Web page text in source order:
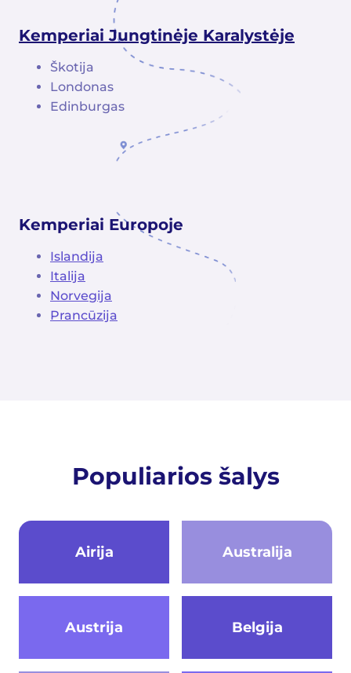
Kemperiai Jungtinėje Karalystėje
Škotija
Londonas
Edinburgas
Kemperiai Europoje
Islandija
Italija
Norvegija
Prancūzija
Populiarios šalys
Airija Australija
Austrija Belgija